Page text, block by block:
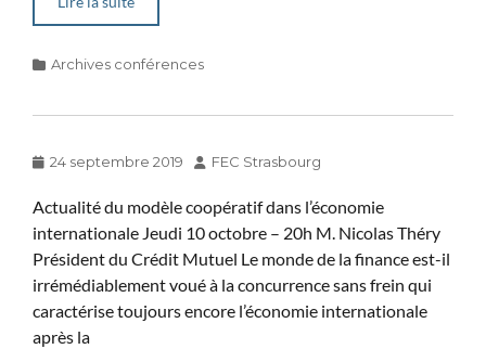
Categories
Archives conférences
Posted
24 septembre 2019 Author
FEC Strasbourg
Actualité du modèle coopératif dans l’économie
internationale Jeudi 10 octobre – 20h M. Nicolas Théry
Président du Crédit Mutuel Le monde de la finance est-il
irrémédiablement voué à la concurrence sans frein qui
caractérise toujours encore l’économie internationale
après la